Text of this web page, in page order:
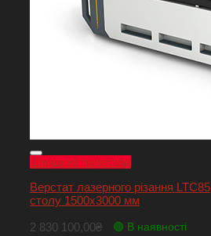
Швидкий перегляд
Верстат лазерного різання
столу 1500х3000 мм
2 830 100,00₴ 🟢 В наявності